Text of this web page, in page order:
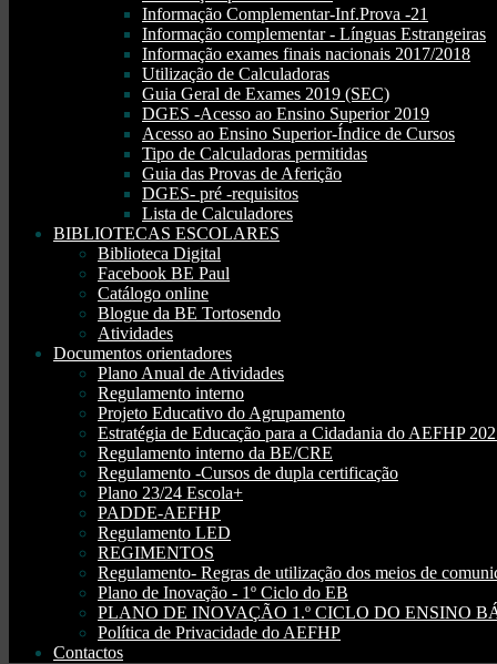
Informação Complementar-Inf.Prova -21
Informação complementar - Línguas Estrangeiras
Informação exames finais nacionais 2017/2018
Utilização de Calculadoras
Guia Geral de Exames 2019 (SEC)
DGES -Acesso ao Ensino Superior 2019
Acesso ao Ensino Superior-Índice de Cursos
Tipo de Calculadoras permitidas
Guia das Provas de Aferição
DGES- pré -requisitos
Lista de Calculadores
BIBLIOTECAS ESCOLARES
Biblioteca Digital
Facebook BE Paul
Catálogo online
Blogue da BE Tortosendo
Atividades
Documentos orientadores
Plano Anual de Atividades
Regulamento interno
Projeto Educativo do Agrupamento
Estratégia de Educação para a Cidadania do AEFHP
Regulamento interno da BE/CRE
Regulamento -Cursos de dupla certificação
Plano 23/24 Escola+
PADDE-AEFHP
Regulamento LED
REGIMENTOS
Regulamento- Regras de utilização dos meios de
Plano de Inovação - 1º Ciclo do EB
PLANO DE INOVAÇÃO 1.º CICLO DO ENSINO
Política de Privacidade do AEFHP
Contactos